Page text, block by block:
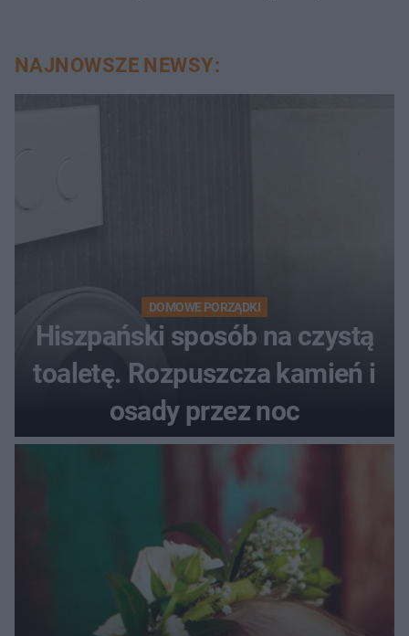
NAJNOWSZE NEWSY:
DOMOWE PORZĄDKI
Hiszpański sposób na czystą
toaletę. Rozpuszcza kamień i
osady przez noc